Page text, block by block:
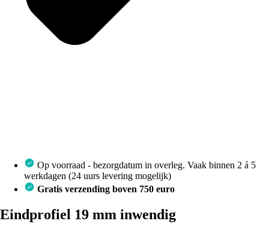
Op voorraad - bezorgdatum in overleg. Vaak binnen 2 á 5
werkdagen (24 uurs levering mogelijk)
Gratis verzending boven 750 euro
Eindprofiel 19 mm inwendig